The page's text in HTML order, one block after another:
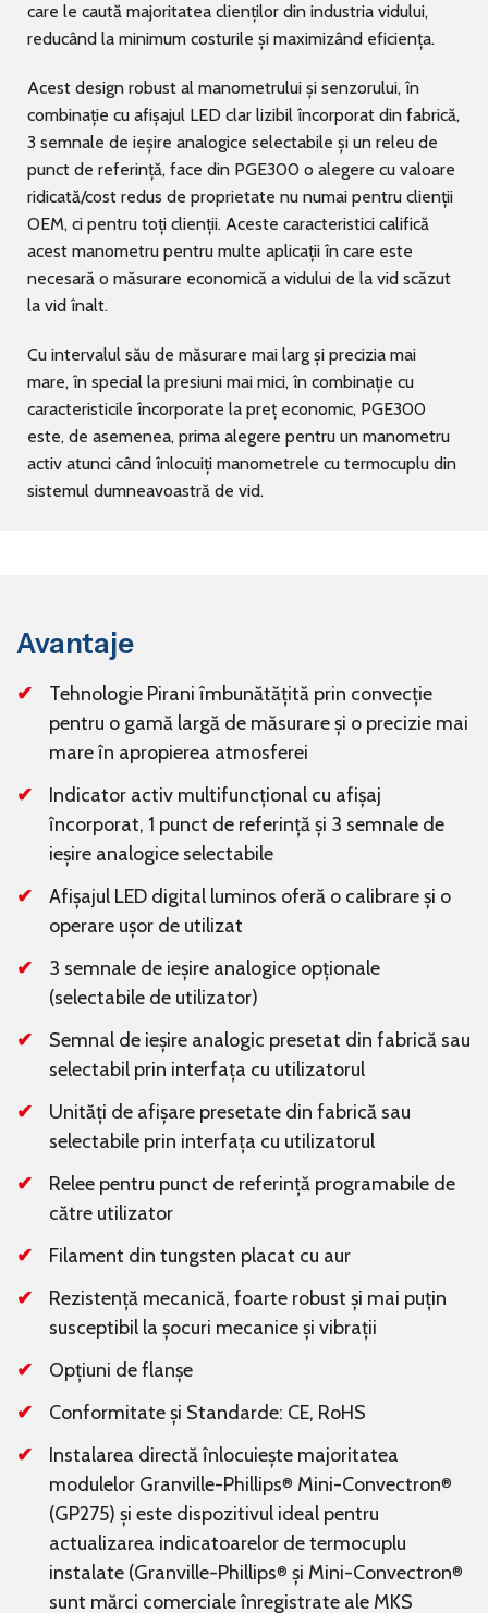
care le caută majoritatea clienților din industria vidului,
reducând la minimum costurile și maximizând eficiența.
Acest design robust al manometrului și senzorului, în
combinație cu afișajul LED clar lizibil încorporat din fabrică,
3 semnale de ieșire analogice selectabile și un releu de
punct de referință, face din PGE300 o alegere cu valoare
ridicată/cost redus de proprietate nu numai pentru clienții
OEM, ci pentru toți clienții. Aceste caracteristici califică
acest manometru pentru multe aplicații în care este
necesară o măsurare economică a vidului de la vid scăzut
la vid înalt.
Cu intervalul său de măsurare mai larg și precizia mai
mare, în special la presiuni mai mici, în combinație cu
caracteristicile încorporate la preț economic, PGE300
este, de asemenea, prima alegere pentru un manometru
activ atunci când înlocuiți manometrele cu termocuplu din
sistemul dumneavoastră de vid.
Avantaje
Tehnologie Pirani îmbunătățită prin convecție
pentru o gamă largă de măsurare și o precizie mai
mare în apropierea atmosferei
Indicator activ multifuncțional cu afișaj
încorporat, 1 punct de referință și 3 semnale de
ieșire analogice selectabile
Afișajul LED digital luminos oferă o calibrare și o
operare ușor de utilizat
3 semnale de ieșire analogice opționale
(selectabile de utilizator)
Semnal de ieșire analogic presetat din fabrică sau
selectabil prin interfața cu utilizatorul
Unități de afișare presetate din fabrică sau
selectabile prin interfața cu utilizatorul
Relee pentru punct de referință programabile de
către utilizator
Filament din tungsten placat cu aur
Rezistență mecanică, foarte robust și mai puțin
susceptibil la șocuri mecanice și vibrații
Opțiuni de flanșe
Conformitate și Standarde: CE, RoHS
Instalarea directă înlocuiește majoritatea
modulelor Granville-Phillips® Mini-Convectron®
(GP275) și este dispozitivul ideal pentru
actualizarea indicatoarelor de termocuplu
instalate (Granville-Phillips® și Mini-Convectron®
sunt mărci comerciale înregistrate ale MKS